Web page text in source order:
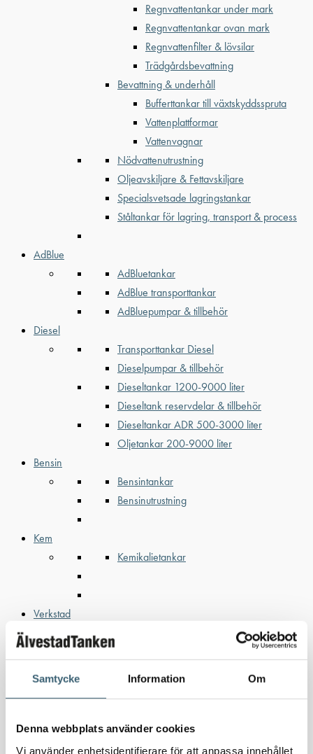
Samtycke Information Om
Denna webbplats använder cookies
Vi använder enhetsidentifierare för att anpassa innehållet
Regnvattentankar under mark
Regnvattentankar ovan mark
Regnvattenfilter & lövsilar
Trädgårdsbevattning
Bevattning & underhåll
Bufferttankar till växtskyddsspruta
Vattenplattformar
Vattenvagnar
Nödvattenutrustning
Oljeavskiljare & Fettavskiljare
Specialsvetsade lagringstankar
Ståltankar för lagring, transport & process
AdBlue
AdBluetankar
AdBlue transporttankar
AdBluepumpar & tillbehör
Diesel
Transporttankar Diesel
Dieselpumpar & tillbehör
Dieseltankar 1200-9000 liter
Dieseltank reservdelar & tillbehör
Dieseltankar ADR 500-3000 liter
Oljetankar 200-9000 liter
Bensin
Bensintankar
Bensinutrustning
Kem
Kemikalietankar
Verkstad
Uppsamlingskärl för fat & IBC
Spilloljetankar & utrustning
Kundcase
Om oss